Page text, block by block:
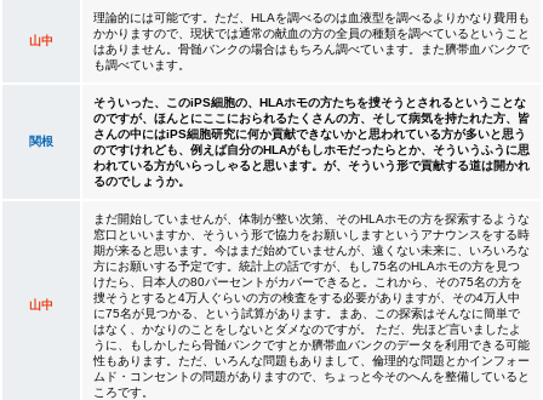
山中
理論的には可能です。ただ、HLAを調べるのは血液型を調べるよりかなり費用も
かかりますので、現状では通常の献血の方の全員の種類を調べているということ
はありません。骨髄バンクの場合はもちろん調べています。また臍帯血バンクで
も調べています。
関根
そういった、このiPS細胞の、HLAホモの方たちを捜そうとされるということな
のですが、ほんとにここにおられるたくさんの方、そして病気を持たれた方、皆
さんの中にはiPS細胞研究に何か貢献できないかと思われている方が多いと思う
のですけれども、例えば自分のHLAがもしホモだったらとか、そういうふうに思
われている方がいらっしゃると思います。が、そういう形で貢献する道は開かれ
るのでしょうか。
山中
まだ開始していませんが、体制が整い次第、そのHLAホモの方を探索するような
窓口といいますか、そういう形で協力をお願いしますというアナウンスをする時
期が来ると思います。今はまだ始めていませんが、遠くない未来に、いろいろな
方にお願いする予定です。統計上の話ですが、もし75名のHLAホモの方を見つ
けたら、日本人の80パーセントがカバーできると。これから、その75名の方を
捜そうとすると4万人ぐらいの方の検査をする必要がありますが、その4万人中
に75名が見つかる、という試算があります。まあ、この探索はそんなに簡単で
はなく、かなりのことをしないとダメなのですが。 ただ、先ほど言いましたよ
うに、もしかしたら骨髄バンクですとか臍帯血バンクのデータを利用できる可能
性もあります。ただ、いろんな問題もありまして、倫理的な問題とかインフォー
ムド・コンセントの問題がありますので、ちょっと今そのへんを整備していると
ころです。